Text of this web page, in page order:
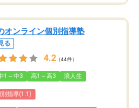
オンライン個別指導塾
る
4.2 （44件）
1～中3 高1～高3 浪人生
指導(1:1)